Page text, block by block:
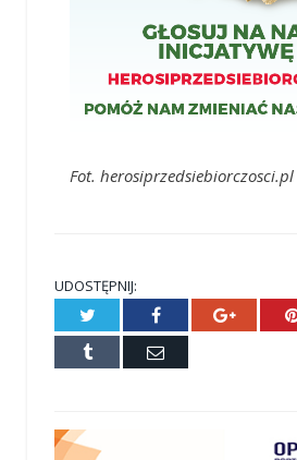
Fot. herosiprzedsiebiorczosci.pl
UDOSTĘPNIJ:
Twitter Facebook Google+
Tumblr
E-